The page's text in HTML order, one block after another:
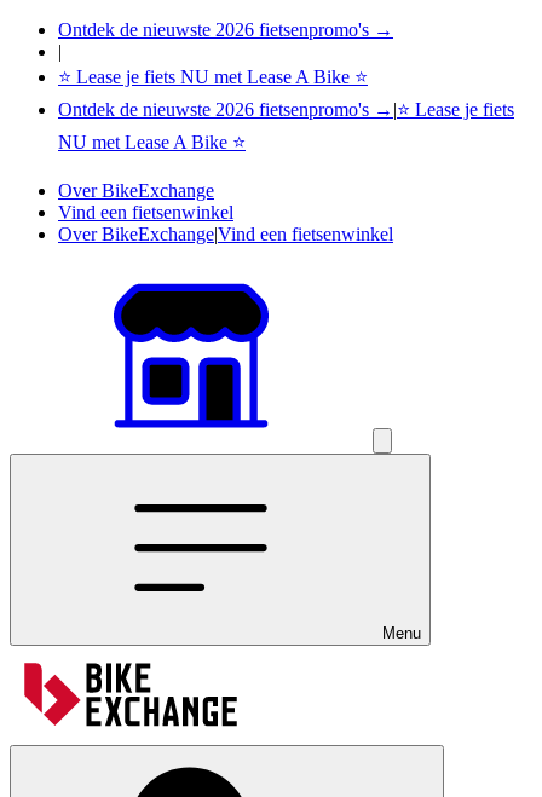
Ontdek de nieuwste 2026 fietsenpromo's →
|
⭐ Lease je fiets NU met Lease A Bike ⭐
Ontdek de nieuwste 2026 fietsenpromo's → |⭐ Lease je fiets
NU met Lease A Bike ⭐
Over BikeExchange
Vind een fietsenwinkel
Over BikeExchange|Vind een fietsenwinkel
Menu